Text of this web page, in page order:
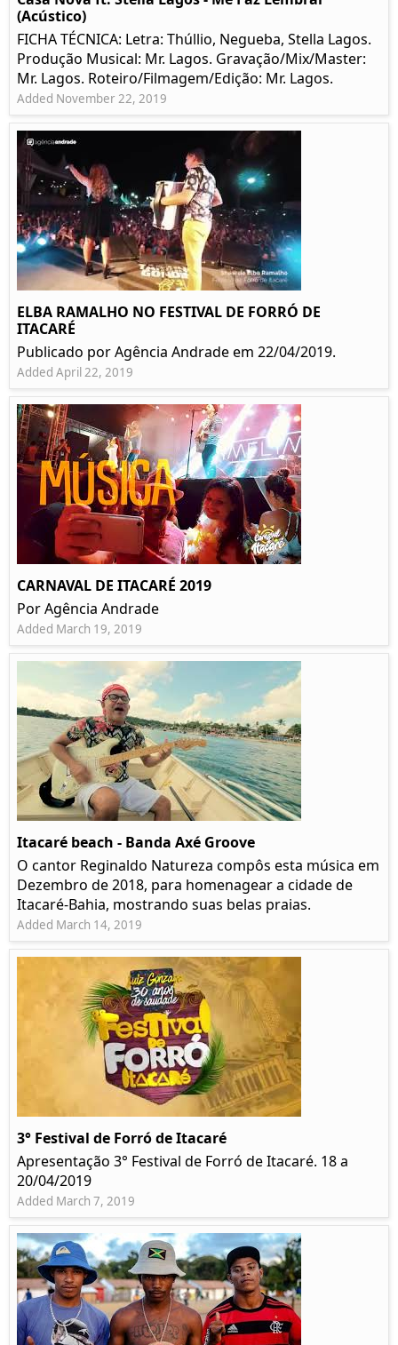
(Acústico)
FICHA TÉCNICA: Letra: Thúllio, Negueba, Stella Lagos.
Produção Musical: Mr. Lagos. Gravação/Mix/Master:
Mr. Lagos. Roteiro/Filmagem/Edição: Mr. Lagos.
Added November 22, 2019
ELBA RAMALHO NO FESTIVAL DE FORRÓ DE
ITACARÉ
Publicado por Agência Andrade em 22/04/2019.
Added April 22, 2019
CARNAVAL DE ITACARÉ 2019
Por Agência Andrade
Added March 19, 2019
Itacaré beach - Banda Axé Groove
O cantor Reginaldo Natureza compôs esta música em
Dezembro de 2018, para homenagear a cidade de
Itacaré-Bahia, mostrando suas belas praias.
Added March 14, 2019
3° Festival de Forró de Itacaré
Apresentação 3° Festival de Forró de Itacaré. 18 a
20/04/2019
Added March 7, 2019